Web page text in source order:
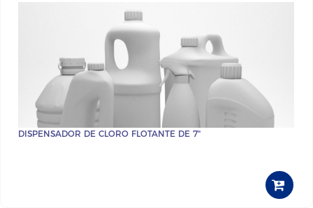
DISPENSADOR DE CLORO FLOTANTE DE 7"